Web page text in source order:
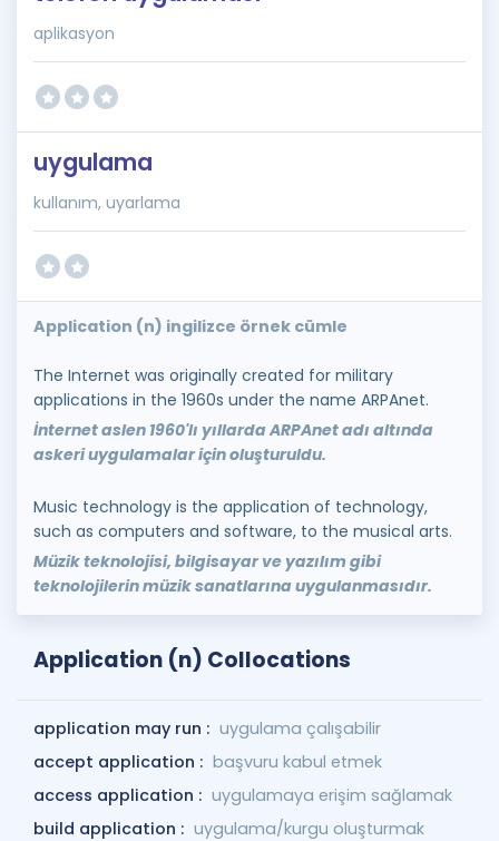
aplikasyon
uygulama
kullanım, uyarlama
Application (n) ingilizce örnek cümle
The Internet was originally created for military
applications in the 1960s under the name ARPAnet.
İnternet aslen 1960'lı yıllarda ARPAnet adı altında
askeri uygulamalar için oluşturuldu.
Music technology is the application of technology,
such as computers and software, to the musical arts.
Müzik teknolojisi, bilgisayar ve yazılım gibi
teknolojilerin müzik sanatlarına uygulanmasıdır.
Application (n) Collocations
application may run : uygulama çalışabilir
accept application : başvuru kabul etmek
access application : uygulamaya erişim sağlamak
build application : uygulama/kurgu oluşturmak